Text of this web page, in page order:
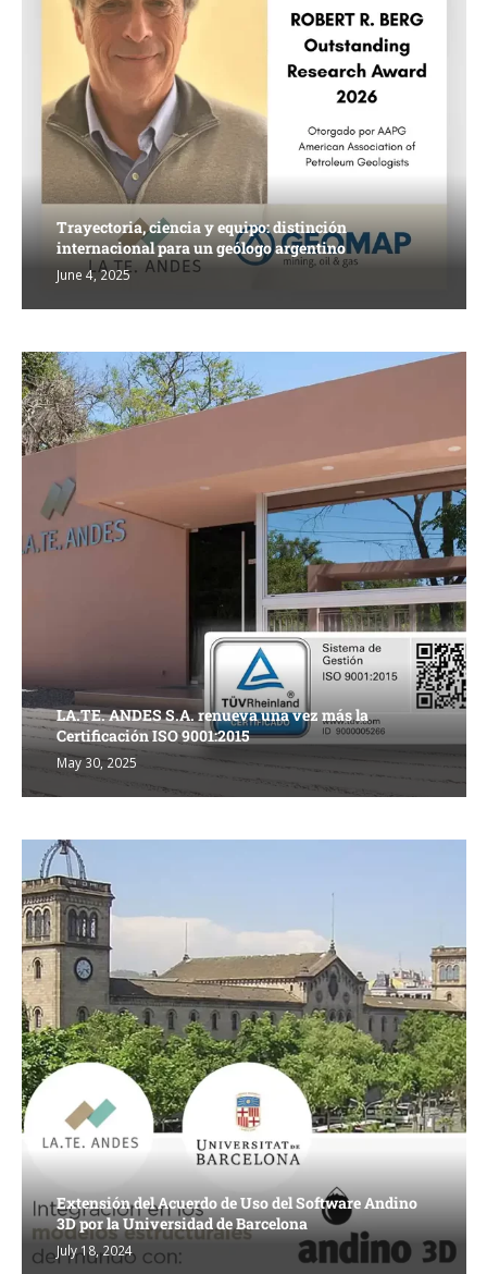
Trayectoria, ciencia y equipo: distinción
internacional para un geólogo argentino
June 4, 2025
LA.TE. ANDES S.A. renueva una vez más la
Certificación ISO 9001:2015
May 30, 2025
Extensión del Acuerdo de Uso del Software Andino
3D por la Universidad de Barcelona
July 18, 2024